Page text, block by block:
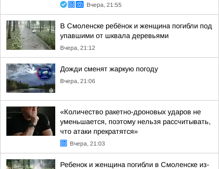
Вчера, 21:55
В Смоленске ребёнок и женщина погибли под
упавшими от шквала деревьями
Вчера, 21:12
Дожди сменят жаркую погоду
Вчера, 21:06
«Количество ракетно-дроновых ударов не
уменьшается, поэтому нельзя рассчитывать,
что атаки прекратятся»
Вчера, 21:03
Ребенок и женщина погибли в Смоленске из-